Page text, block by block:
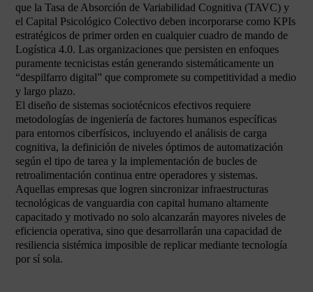
que la Tasa de Absorción de Variabilidad Cognitiva (TAVC) y
el Capital Psicológico Colectivo deben incorporarse como KPIs
estratégicos de primer orden en cualquier cuadro de mando de
Logística 4.0. Las organizaciones que persisten en enfoques
puramente tecnicistas están generando sistemáticamente un
“despilfarro digital” que compromete su competitividad a medio
y largo plazo.
El diseño de sistemas sociotécnicos efectivos requiere
metodologías de ingeniería de factores humanos específicas
para entornos ciberfísicos, incluyendo el análisis de carga
cognitiva, la definición de niveles óptimos de automatización
según el tipo de tarea y la implementación de bucles de
retroalimentación continua entre operadores y sistemas.
Aquellas empresas que logren sincronizar infraestructuras
tecnológicas de vanguardia con capital humano altamente
capacitado y motivado no solo alcanzarán mayores niveles de
eficiencia operativa, sino que desarrollarán una capacidad de
resiliencia sistémica imposible de replicar mediante tecnología
por sí sola.